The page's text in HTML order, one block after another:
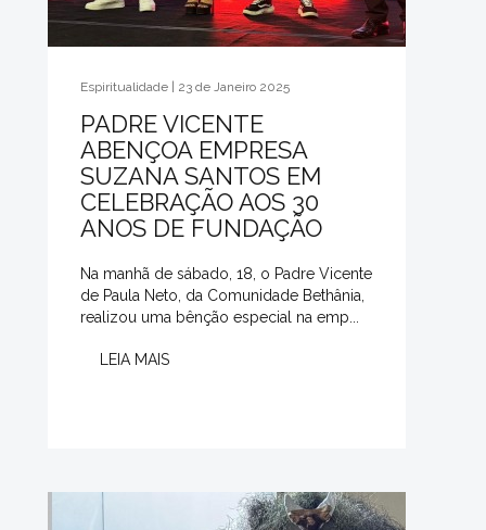
Espiritualidade | 23 de Janeiro 2025
PADRE VICENTE
ABENÇOA EMPRESA
SUZANA SANTOS EM
CELEBRAÇÃO AOS 30
ANOS DE FUNDAÇÃO
Na manhã de sábado, 18, o Padre Vicente
de Paula Neto, da Comunidade Bethânia,
realizou uma bênção especial na emp...
LEIA MAIS